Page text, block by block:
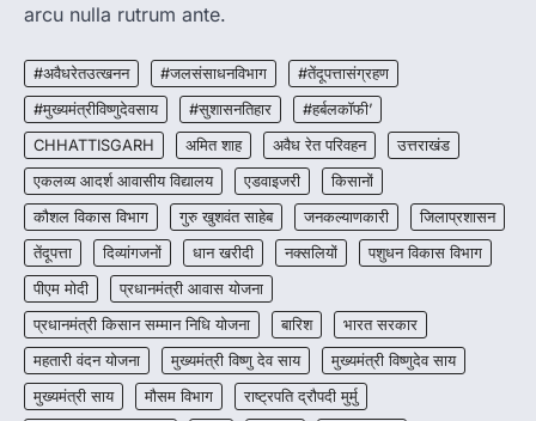
3
More Khabar
हरित विकास और किसानों की आय…
4
CHHATTISGARH
CG : पांच माह की अनुष्का को मिला नया
जीवन, चिरायु योजना से संभव हुई सफल सर्जरी
More Khabar August 7, 2026
रायपुर। राष्ट्रीय बाल स्वास्थ्य कार्यक्रम (चिरायु) के तहत
जशपुर जिले की 5 माह की मासूम…
arcu nulla rutrum ante.
#अवैधरेतउत्खनन #जलसंसाधनविभाग
#तेंदूपत्तासंग्रहण
#मुख्यमंत्रीविष्णुदेवसाय
#सुशासनतिहार
#हर्बलकॉफी’
CHHATTISGARH
अमित शाह अवैध रेत परिवहन
उत्तराखंड
एकलव्य आदर्श आवासीय विद्यालय
एडवाइजरी
किसानों
कौशल विकास विभाग
गुरु खुशवंत साहेब जनकल्याणकारी
जिलाप्रशासन
तेंदूपत्ता
दिव्यांगजनों धान खरीदी नक्सलियों
पशुधन विकास विभाग
पीएम मोदी
प्रधानमंत्री आवास योजना
प्रधानमंत्री किसान सम्मान निधि योजना
बारिश
भारत सरकार
महतारी वंदन योजना
मुख्यमंत्री विष्णु देव साय
मुख्यमंत्री विष्णुदेव साय
मुख्यमंत्री साय
मौसम विभाग
राष्ट्रपति द्रौपदी मुर्मु